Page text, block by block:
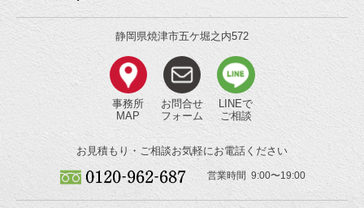
静岡県焼津市五ケ堀之内572
事務所
MAP
お問合せ
フォーム
LINEで
ご相談
お見積もり・ご相談お気軽にお電話ください
営業時間 9:00〜19:00